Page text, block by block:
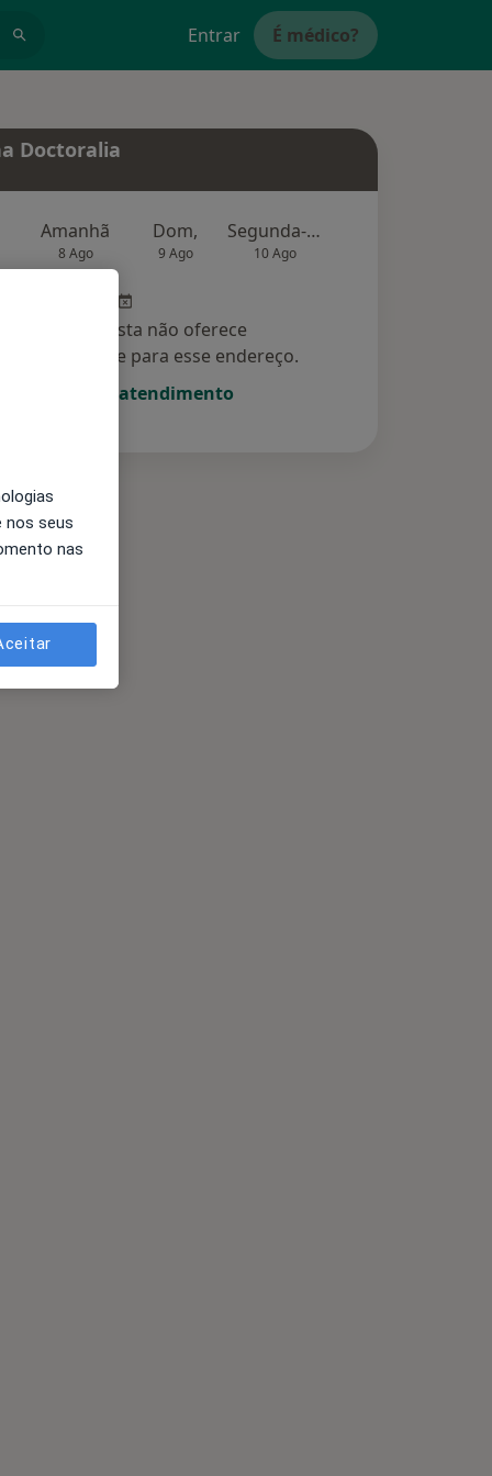
Entrar É médico?
Doctoralia
Amanhã
8 Ago
Dom,
9 Ago
Segunda-feira
10 Ago
Esse especialista não oferece
online para esse endereço.
Solicite um atendimento
nos seus
nas